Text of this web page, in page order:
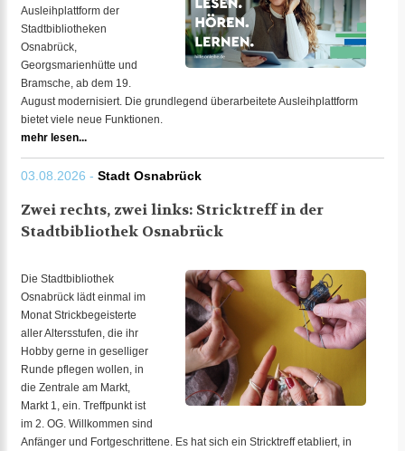
Ausleihplattform der
Stadtbibliotheken
Osnabrück,
Georgsmarienhütte und
Bramsche, ab dem 19.
August modernisiert. Die grundlegend überarbeitete Ausleihplattform
bietet viele neue Funktionen.
mehr lesen...
03.08.2026 - Stadt Osnabrück
Zwei rechts, zwei links: Stricktreff in der
Stadtbibliothek Osnabrück
Die Stadtbibliothek
Osnabrück lädt einmal im
Monat Strickbegeisterte
aller Altersstufen, die ihr
Hobby gerne in geselliger
Runde pflegen wollen, in
die Zentrale am Markt,
Markt 1, ein. Treffpunkt ist
im 2. OG. Willkommen sind
Anfänger und Fortgeschrittene. Es hat sich ein Stricktreff etabliert, in